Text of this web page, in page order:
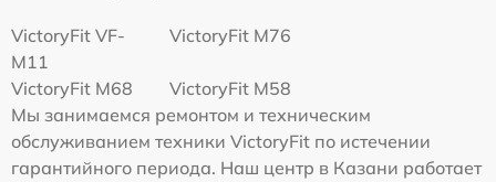
VictoryFit VF-
M11
VictoryFit M76
VictoryFit M68
VictoryFit M58
Мы занимаемся ремонтом и техническим
обслуживанием техники VictoryFit по истечении
гарантийного периода. Наш центр в Казани работает